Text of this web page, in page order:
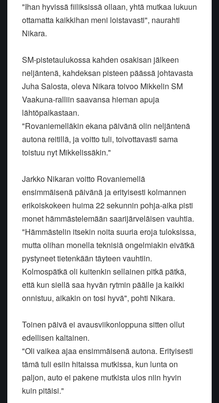
"Ihan hyvissä fiiliksissä ollaan, yhtä mutkaa lukuun
ottamatta kaikkihan meni loistavasti", naurahti
Nikara.
SM-pistetaulukossa kahden osakisan jälkeen
neljäntenä, kahdeksan pisteen päässä johtavasta
Juha Salosta, oleva Nikara toivoo Mikkelin SM
Vaakuna-ralliin saavansa hieman apuja
lähtöpaikastaan.
"Rovaniemelläkin ekana päivänä olin neljäntenä
autona reitillä, ja voitto tuli, toivottavasti sama
toistuu nyt Mikkelissäkin."
Jarkko Nikaran voitto Rovaniemellä
ensimmäisenä päivänä ja erityisesti kolmannen
erikoiskokeen huima 22 sekunnin pohja-aika pisti
monet hämmästelemään saarijärveläisen vauhtia.
"Hämmästelin itsekin noita suuria eroja tuloksissa,
mutta olihan monella teknisiä ongelmiakin eivätkä
pystyneet tietenkään täyteen vauhtiin.
Kolmospätkä oli kuitenkin sellainen pitkä pätkä,
että kun siellä saa hyvän rytmin päälle ja kaikki
onnistuu, aikakin on tosi hyvä", pohti Nikara.
Toinen päivä ei avausviikonloppuna sitten ollut
edellisen kaltainen.
"Oli vaikea ajaa ensimmäisenä autona. Erityisesti
tämä tuli esiin hitaissa mutkissa, kun lunta on
paljon, auto ei pakene mutkista ulos niin hyvin
kuin pitäisi."